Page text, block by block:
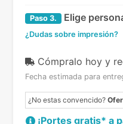
Paso 3. Elige
¿Dudas sobre impresión?
Cómpralo hoy y
Fecha estimada para
¿No estas convencido?
¡Portes gratis* a